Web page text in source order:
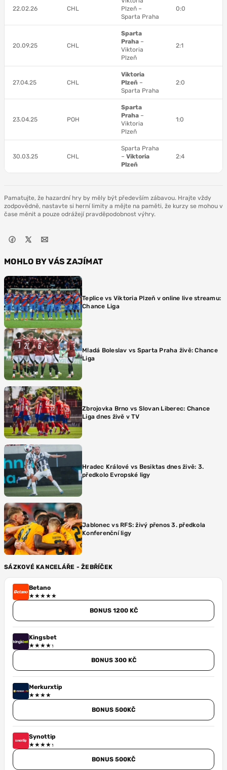
22.02.26 CHL
Plzeň –
Sparta Praha
0:0
20.09.25 CHL
Sparta
Praha –
Viktoria
Plzeň
2:1
27.04.25 CHL
Viktoria
Plzeň –
Sparta Praha
2:0
23.04.25 POH
Sparta
Praha –
Viktoria
Plzeň
1:0
30.03.25 CHL
Sparta Praha
– Viktoria
Plzeň
2:4
Pamatujte, že hazardní hry by měly být především zábavou. Hrajte vždy
zodpovědně, nastavte si herní limity a mějte na paměti, že kurzy se mohou v
čase měnit a pouze odrážejí pravděpodobnost výhry.
MOHLO BY VÁS ZAJÍMAT
Teplice vs Viktoria Plzeň v online live streamu:
Chance Liga
Mladá Boleslav vs Sparta Praha živě: Chance
Liga
Zbrojovka Brno vs Slovan Liberec: Chance
Liga dnes živě v TV
Hradec Králové vs Besiktas dnes živě: 3.
předkolo Evropské ligy
Jablonec vs RFS: živý přenos 3. předkola
Konferenční ligy
SÁZKOVÉ KANCELÁŘE - ŽEBŘÍČEK
Betano
BONUS 1200 KČ
Kingsbet
BONUS 300 KČ
Merkurxtip
BONUS 500KČ
Synottip
BONUS 500KČ